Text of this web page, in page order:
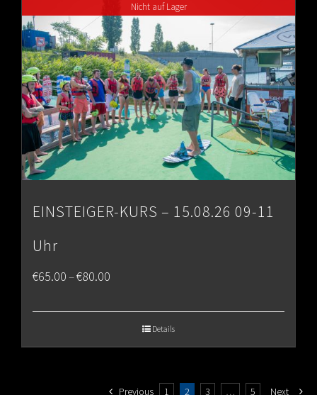
€80.00
Nicht auf Lager
EINSTEIGER-KURS – 15.08.26 09-11
Uhr
€65.00–€80.00
Details
Previous 1 2 3 … 5 Next